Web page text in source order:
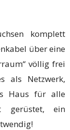
komplett
über eine
völlig frei
als Netzwerk,
Haus für alle
gerüstet, ein